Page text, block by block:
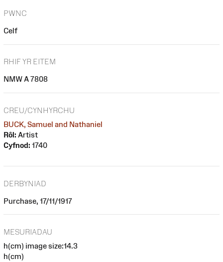
PWNC
Celf
RHIF YR EITEM
NMW A 7808
CREU/CYNHYRCHU
BUCK, Samuel and Nathaniel
Rôl: Artist
Cyfnod: 1740
DERBYNIAD
Purchase, 17/11/1917
MESURIADAU
h(cm) image size:14.3
h(cm)